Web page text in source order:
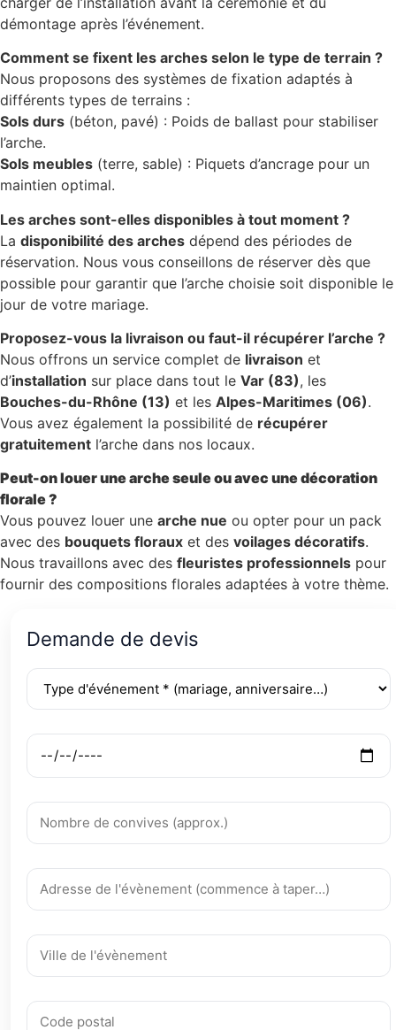
démontage après l’événement.
Comment se fixent les arches selon le type de terrain ?
Nous proposons des systèmes de fixation adaptés à
différents types de terrains :
Sols durs (béton, pavé) : Poids de ballast pour stabiliser
l’arche.
Sols meubles (terre, sable) : Piquets d’ancrage pour un
maintien optimal.
Les arches sont-elles disponibles à tout moment ?
La disponibilité des arches dépend des périodes de
réservation. Nous vous conseillons de réserver dès que
possible pour garantir que l’arche choisie soit disponible le
jour de votre mariage.
Proposez-vous la livraison ou faut-il récupérer l’arche ?
Nous offrons un service complet de livraison et
d’installation sur place dans tout le Var (83), les
Bouches-du-Rhône (13) et les Alpes-Maritimes (06).
Vous avez également la possibilité de récupérer
gratuitement l’arche dans nos locaux.
Peut-on louer une arche seule ou avec une décoration
florale ?
Vous pouvez louer une arche nue ou opter pour un pack
avec des bouquets floraux et des voilages décoratifs.
Nous travaillons avec des fleuristes professionnels pour
fournir des compositions florales adaptées à votre thème.
Demande de devis